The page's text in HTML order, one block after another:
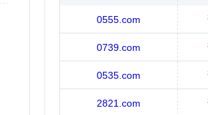
0555.com
0739.com
0535.com
2821.com